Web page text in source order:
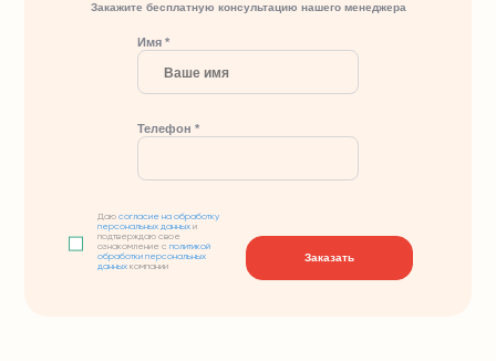
Закажите бесплатную консультацию нашего менеджера
Имя *
Телефон *
Даюсогласие на обработку
персональных данных и
подтверждаю свое
ознакомление сполитикой
обработки персональных
данных компании
Заказать